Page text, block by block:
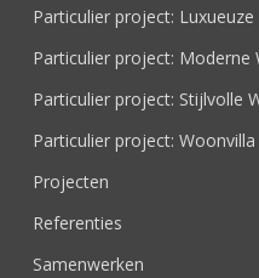
Particulier project: Luxueuze
Particulier project: Moderne
Particulier project: Stijlvolle
Particulier project:
Projecten
Referenties
Samenwerken